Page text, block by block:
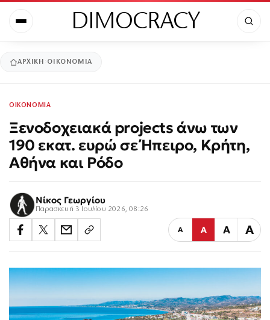
DIMOCRACY
ΑΡΧΙΚΉ ΟΙΚΟΝΟΜΙΑ
ΟΙΚΟΝΟΜΙΑ
Ξενοδοχειακά projects άνω των
190 εκατ. ευρώ σε Ήπειρο, Κρήτη,
Αθήνα και Ρόδο
Νίκος Γεωργίου
Παρασκευή 3 Ιουλίου 2026, 08:26
Α Α Α Α